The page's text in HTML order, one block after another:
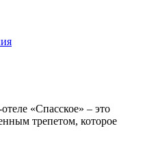
«Спасское» – это
трепетом, которое